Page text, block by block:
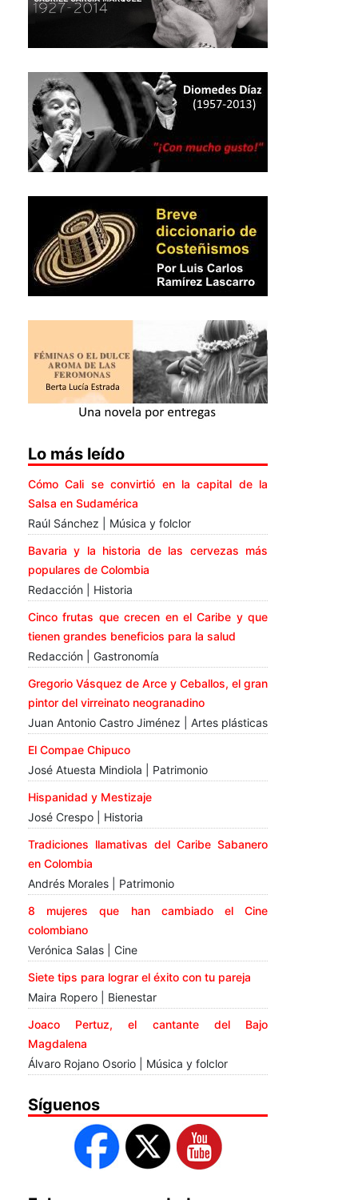
Lo más leído
Cómo Cali se convirtió en la capital de la
Salsa en Sudamérica
Raúl Sánchez | Música y folclor
Bavaria y la historia de las cervezas más
populares de Colombia
Redacción | Historia
Cinco frutas que crecen en el Caribe y que
tienen grandes beneficios para la salud
Redacción | Gastronomía
Gregorio Vásquez de Arce y Ceballos, el gran
pintor del virreinato neogranadino
Juan Antonio Castro Jiménez | Artes plásticas
El Compae Chipuco
José Atuesta Mindiola | Patrimonio
Hispanidad y Mestizaje
José Crespo | Historia
Tradiciones llamativas del Caribe Sabanero
en Colombia
Andrés Morales | Patrimonio
8 mujeres que han cambiado el Cine
colombiano
Verónica Salas | Cine
Siete tips para lograr el éxito con tu pareja
Maira Ropero | Bienestar
Joaco Pertuz, el cantante del Bajo
Magdalena
Álvaro Rojano Osorio | Música y folclor
Síguenos